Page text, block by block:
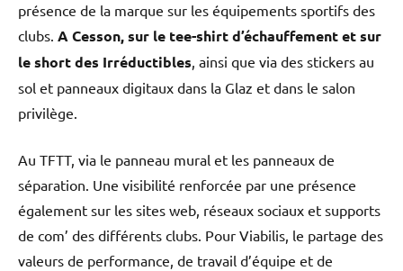
présence de la marque sur les équipements sportifs des
clubs. A Cesson, sur le tee-shirt d’échauffement et sur
le short des Irréductibles, ainsi que via des stickers au
sol et panneaux digitaux dans la Glaz et dans le salon
privilège.
Au TFTT, via le panneau mural et les panneaux de
séparation. Une visibilité renforcée par une présence
également sur les sites web, réseaux sociaux et supports
de com’ des différents clubs. Pour Viabilis, le partage des
valeurs de performance, de travail d’équipe et de